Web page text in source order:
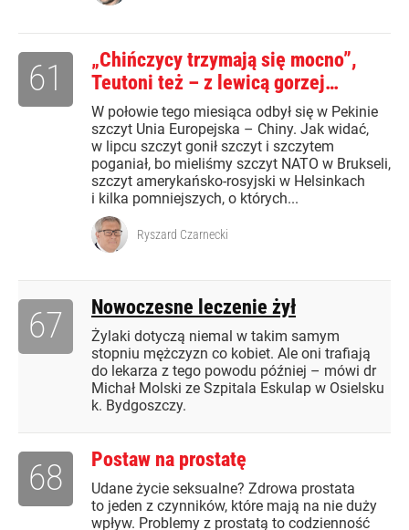
„Chińczycy trzymają się mocno”,
Teutoni też – z lewicą gorzej…
W połowie tego miesiąca odbył się w Pekinie
szczyt Unia Europejska – Chiny. Jak widać,
w lipcu szczyt gonił szczyt i szczytem
poganiał, bo mieliśmy szczyt NATO w Brukseli,
szczyt amerykańsko-rosyjski w Helsinkach
i kilka pomniejszych, o których...
61
Ryszard Czarnecki
Nowoczesne leczenie żył
Żylaki dotyczą niemal w takim samym
stopniu mężczyzn co kobiet. Ale oni trafiają
do lekarza z tego powodu później – mówi dr
Michał Molski ze Szpitala Eskulap w Osielsku
k. Bydgoszczy.
67
Postaw na prostatę
Udane życie seksualne? Zdrowa prostata
to jeden z czynników, które mają na nie duży
wpływ. Problemy z prostatą to codzienność
68